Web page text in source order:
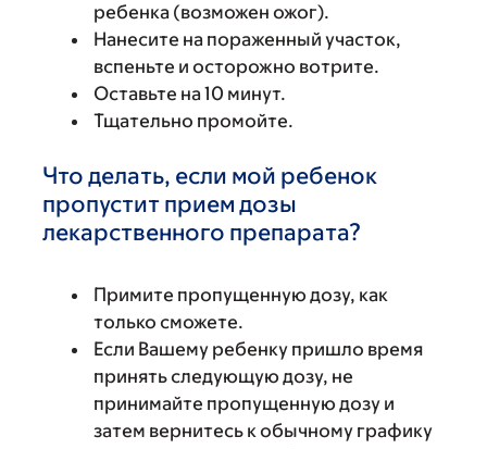
ребенка (возможен ожог).
Нанесите на пораженный участок,
вспеньте и осторожно вотрите.
Оставьте на 10 минут.
Тщательно промойте.
Что делать, если мой ребенок
пропустит прием дозы
лекарственного препарата?
Примите пропущенную дозу, как
только сможете.
Если Вашему ребенку пришло время
принять следующую дозу, не
принимайте пропущенную дозу и
затем вернитесь к обычному графику